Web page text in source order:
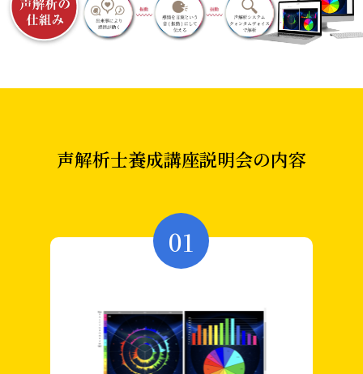
声解析士養成講座説明会の内容
01